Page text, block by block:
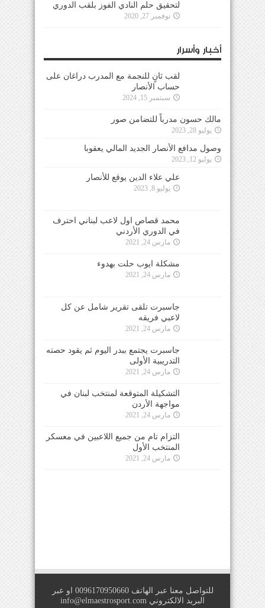
لتحقيق حلم النادي الفوز بلقب الدوري
نوفمبر 27, 2020
أخبار وأسرار
لقب ثانٍ للنجمة مع المدرب دراغان على
حساب الأنصار
سبتمبر 15, 2024
مالك حسون مدرباً للتضامن صور
يوليو 28, 2023
وصول مدافع الأنصار الجديد المالي يعقوبا
يوليو 12, 2023
علي علاء الدين يوقع للأنصار
يوليو 8, 2023
محمد قصاص اول لاعب لبناني احترف
في الدوري الأردني
مارس 24, 2021
مشكلة ايوب حلت بهدوء
مارس 24, 2021
جاسبرت تلقى تقرير شامل عن كل
لاعبي فريقه
مارس 24, 2021
جاسبرت يجتمع ببدر اليوم ثم يقود حصته
التدريبية الأولى
مارس 24, 2021
التشكيلة المتوقعة لمنتخب لبنان في
مواجهة الأردن
مارس 24, 2021
التزام تام من جميع اللاعبين في معسكر
المنتخب الأول
مارس 24, 2021
للتواصل معنا عبر الهاتف 0096170950660 او عبر
البريد الالكتروني info@elmaestrosport.com